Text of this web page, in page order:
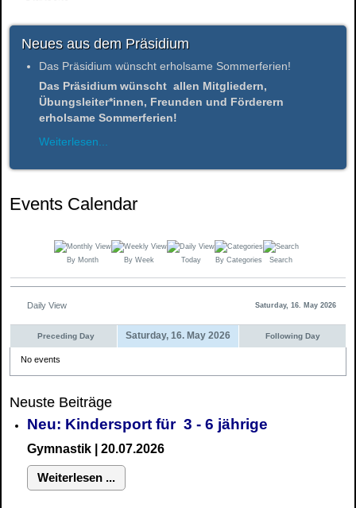
Neues aus dem Präsidium
Das Präsidium wünscht erholsame Sommerferien!
Das Präsidium wünscht allen Mitgliedern,
Übungsleiter*innen, Freunden und Förderern
erholsame Sommerferien!
Weiterlesen...
Events Calendar
By Month By Week Today By Categories Search
Daily View Saturday, 16. May 2026
Preceding Day Saturday, 16. May 2026 Following Day
No events
Neuste Beiträge
Neu: Kindersport für 3 - 6 jährige
Gymnastik | 20.07.2026
Weiterlesen ...